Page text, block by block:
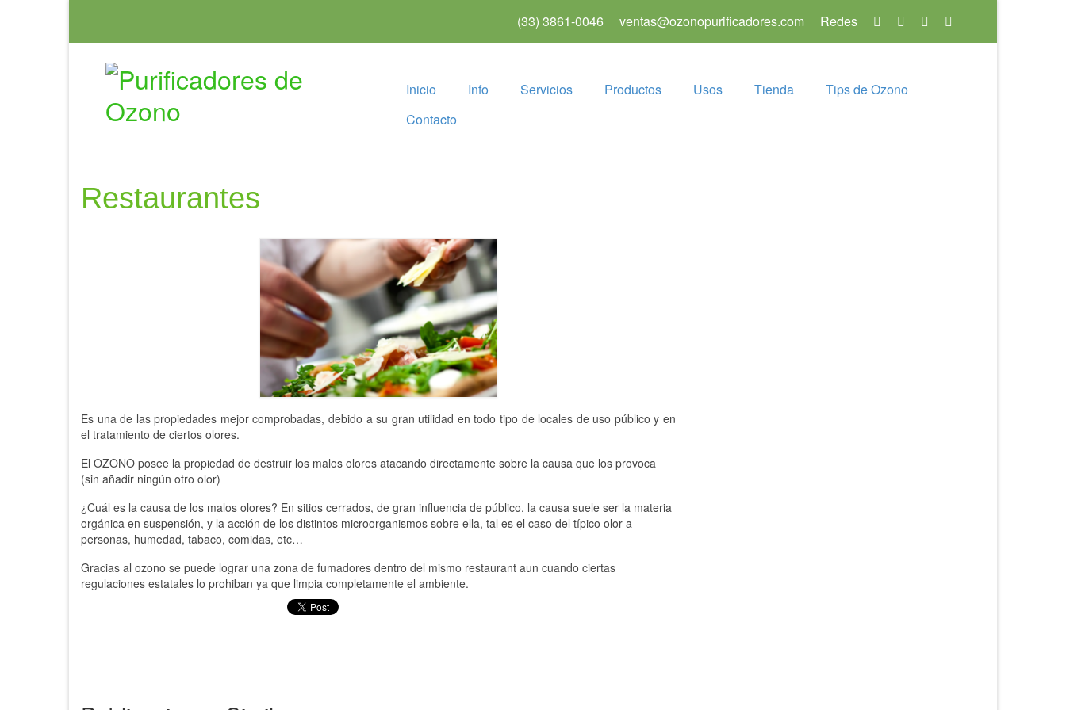
(33) 3861-0046 ventas@ozonopurificadores.com Redes
Inicio Info Servicios Productos Usos Tienda
Tips de Ozono
Contacto
Restaurantes
Es una de las propiedades mejor comprobadas, debido a su gran utilidad en todo tipo de locales de uso público y en
el tratamiento de ciertos olores.
El OZONO posee la propiedad de destruir los malos olores atacando directamente sobre la causa que los provoca
(sin añadir ningún otro olor)
¿Cuál es la causa de los malos olores? En sitios cerrados, de gran influencia de público, la causa suele ser la materia
orgánica en suspensión, y la acción de los distintos microorganismos sobre ella, tal es el caso del típico olor a
personas, humedad, tabaco, comidas, etc…
Gracias al ozono se puede lograr una zona de fumadores dentro del mismo restaurant aun cuando ciertas
regulaciones estatales lo prohiban ya que limpia completamente el ambiente.